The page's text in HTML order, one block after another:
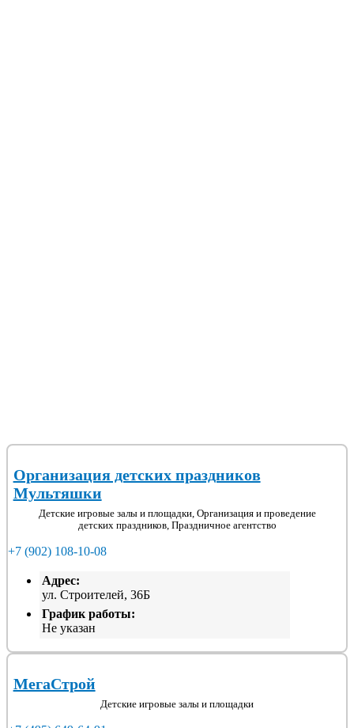
Организация детских праздников
Мультяшки
Детские игровые залы и площадки, Организация и проведение
детских праздников, Праздничное агентство
+7 (902) 108-10-08
Адрес:
ул. Строителей, 36Б
График работы:
Не указан
МегаСтрой
Детские игровые залы и площадки